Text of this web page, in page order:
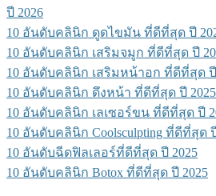
ปี 2026
10 อันดับคลินิก ดูดไขมัน ที่ดีที่สุด ปี
10 อันดับคลินิก เสริมจมูก ที่ดีที่สุด ปี
10 อันดับคลินิก เสริมหน้าอก ที่ดีที่สุด ปี
10 อันดับคลินิก ดึงหน้า ที่ดีที่สุด ปี 2025
10 อันดับคลินิก เลเซอร์ขน ที่ดีที่สุด ปี
10 อันดับคลินิก Coolsculpting ที่ดีที่สุด
10 อันดับฉีดฟิลเลอร์ที่ดีที่สุด ปี 2025
10 อันดับคลินิก Botox ที่ดีที่สุด ปี 2025